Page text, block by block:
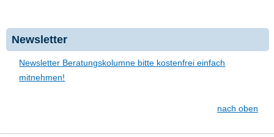
Newsletter
Newsletter Beratungskolumne bitte kostenfrei einfach
mitnehmen!
nach oben